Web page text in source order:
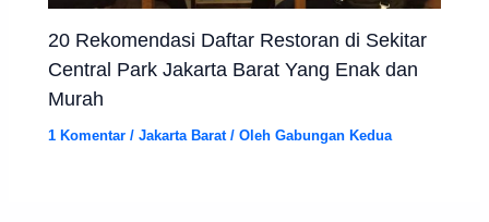
20 Rekomendasi Daftar Restoran di Sekitar
Central Park Jakarta Barat Yang Enak dan
Murah
1 Komentar /Jakarta Barat/ OlehGabungan Kedua